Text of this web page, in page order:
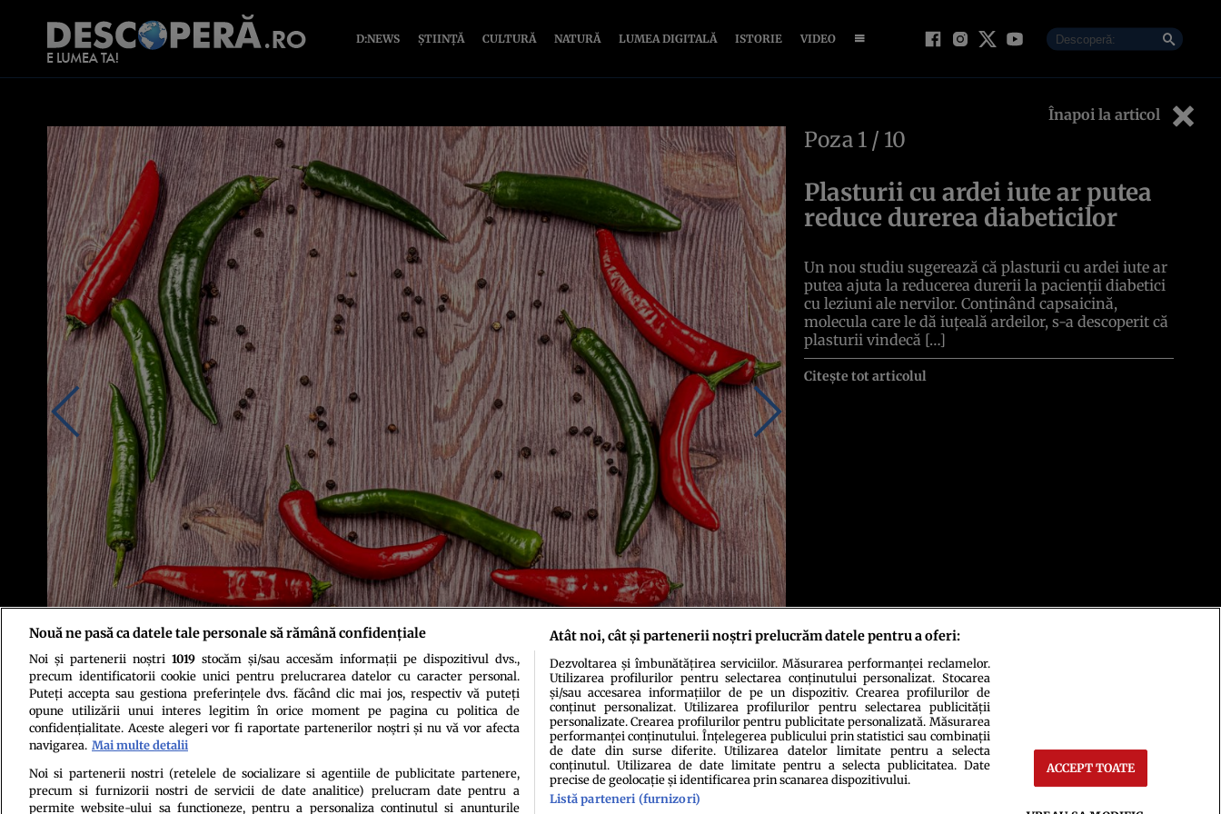
D:NEWS ȘTIINȚĂ CULTURĂ NATURĂ LUMEA DIGITALĂ ISTORIE VIDEO
Înapoi la articol
Foto: Shutterstock
Poza 1 / 10
Plasturii cu ardei iute ar putea
reduce durerea diabeticilor
Un nou studiu sugerează că plasturii cu ardei iute ar
putea ajuta la reducerea durerii la pacienții diabetici
cu leziuni ale nervilor. Conținând capsaicină,
molecula care le dă iuțeală ardeilor, s-a descoperit că
plasturii vindecă […]
Citește tot articolul
Politica de confidenţialitatePolitica de cookiesTermeni şi condiţiiEchipa redacțională
Nouă ne pasă ca datele tale personale să rămână confidențiale
Noi și partenerii noștri 1019stocăm și/sau accesăm informații pe dispozitivul dvs.,
precum identificatorii cookie unici pentru prelucrarea datelor cu caracter personal.
Puteți accepta sau gestiona preferințele dvs. făcând clic mai jos, respectiv vă puteți
opune utilizării unui interes legitim în orice moment pe pagina cu politica de
confidențialitate. Aceste alegeri vor fi raportate partenerilor noștri și nu vă vor afecta
navigarea. Mai multe detalii
Noi si partenerii nostri (retelele de socializare si agentiile de publicitate partenere,
precum si furnizorii nostri de servicii de date analitice) prelucram date pentru a
permite website-ului sa functioneze, pentru a personaliza continutul si anunturile
Atât noi, cât și partenerii noștri prelucrăm datele pentru a oferi:
Dezvoltarea și îmbunătățirea serviciilor. Măsurarea performanței reclamelor.
Utilizarea profilurilor pentru selectarea conținutului personalizat. Stocarea
și/sau accesarea informațiilor de pe un dispozitiv. Crearea profilurilor de
conținut personalizat. Utilizarea profilurilor pentru selectarea publicității
personalizate. Crearea profilurilor pentru publicitate personalizată. Măsurarea
performanței conținutului. Înțelegerea publicului prin statistici sau combinații
de date din surse diferite. Utilizarea datelor limitate pentru a selecta
conținutul. Utilizarea de date limitate pentru a selecta publicitatea. Date
precise de geolocație și identificarea prin scanarea dispozitivului.
Listă parteneri (furnizori)
ACCEPT TOATE